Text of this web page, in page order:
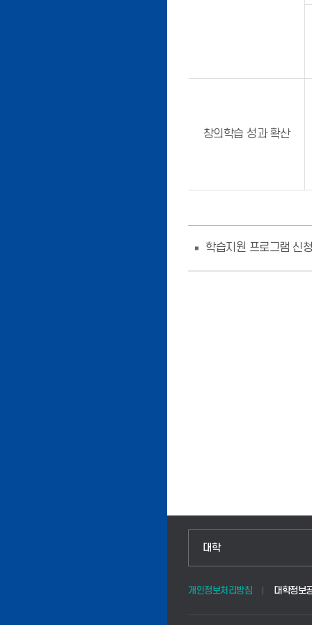
창의학습 성과 확산
학습지원 프로그램 신청
대학
인문융합공공인재학부
법경영학부
개인정보처리방침 대학정보